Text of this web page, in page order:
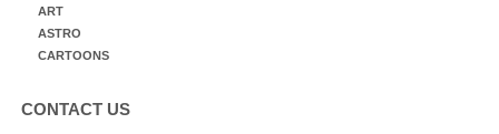
ART
ASTRO
CARTOONS
CONTACT US